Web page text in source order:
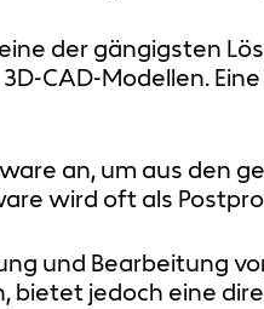
der gängigsten
CAD-Modellen.
an, um aus den
wird oft als
und Bearbeitung
jedoch eine